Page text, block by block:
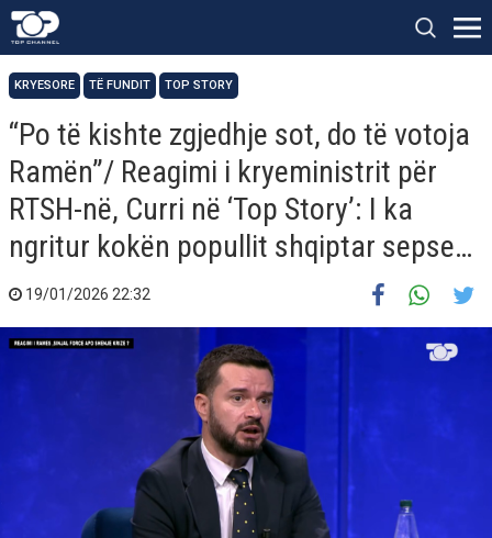
KRYESORE TË FUNDIT TOP STORY
“Po të kishte zgjedhje sot, do të votoja
Ramën”/ Reagimi i kryeministrit për
RTSH-në, Curri në ‘Top Story’: I ka
ngritur kokën popullit shqiptar sepse…
19/01/2026 22:32